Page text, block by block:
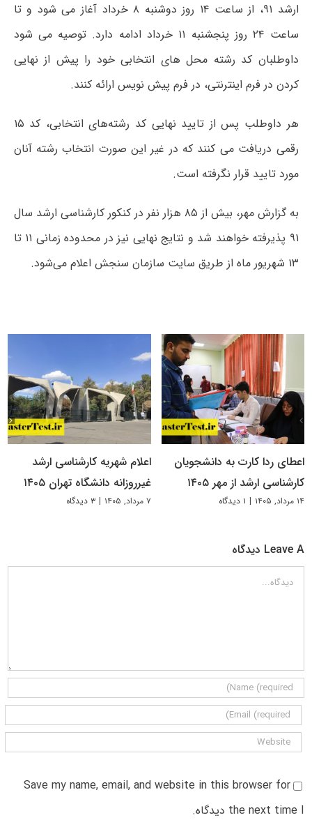
ارشد ۹۱، از ساعت ۱۴ روز دوشنبه ۸ خرداد آغاز می شود و تا
ساعت ۲۴ روز پنجشنبه ۱۱ خرداد ادامه دارد. توصیه می شود
داوطلبان کد رشته محل های انتخابی خود را پیش از نهایی
کردن در فرم اینترنتی، در فرم پیش نویس ارائه کنند.
هر داوطلب پس از تایید نهایی کد رشته‌های انتخابی، کد ۱۵
رقمی دریافت می کنند که در غیر این صورت انتخاب رشته آنان
مورد تایید قرار نگرفته است.
به گزارش مهر، بیش از ۸۵ هزار نفر در کنکور کارشناسی ارشد سال
۹۱ پذیرفته خواهند شد و نتایج نهایی نیز در محدوده زمانی ۱۱ تا
۱۳ شهریور ماه از طریق سایت سازمان سنجش اعلام می‌شود.
اعطای ردا کارت به دانشجویان
کارشناسی ارشد از مهر ۱۴۰۵
۱۴ مرداد, ۱۴۰۵ | ۱ دیدگاه
اعلام شهریه کارشناسی ارشد
غیرروزانه دانشگاه تهران ۱۴۰۵
۷ مرداد, ۱۴۰۵ | ۳ دیدگاه
Leave A دیدگاه
دیدگاه
Save my name, email, and website in this browser for
the next time I دیدگاه.